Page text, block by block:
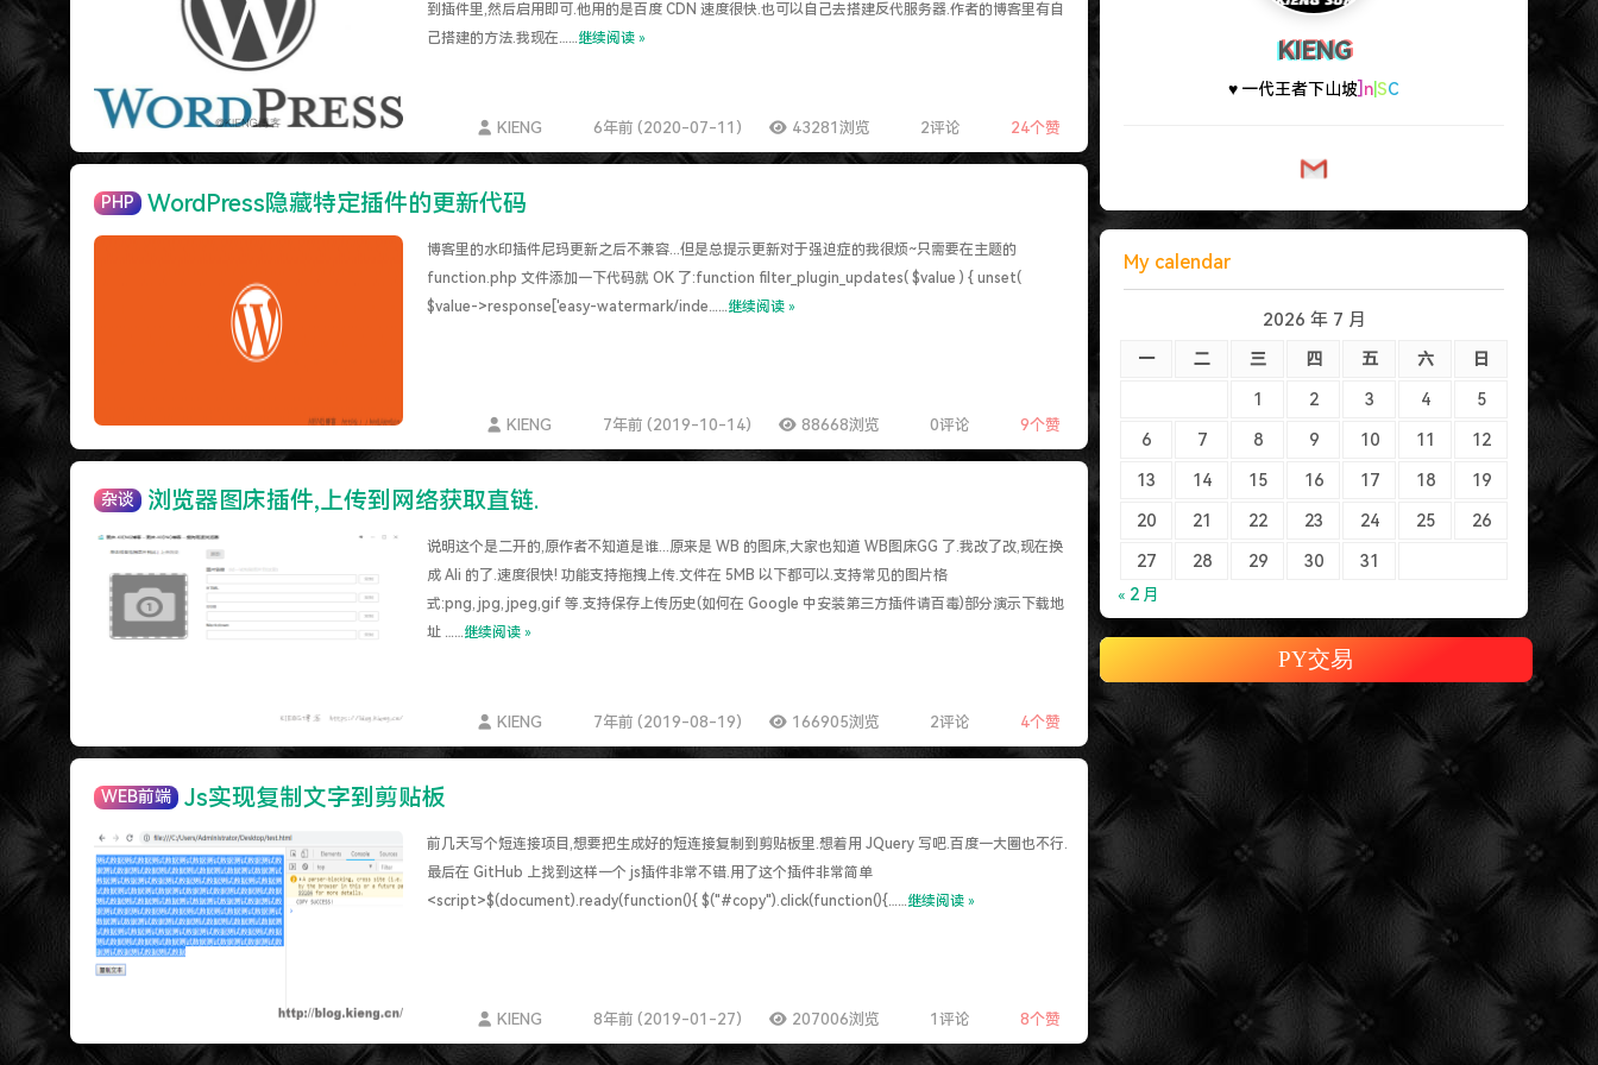
难啊难!要钱难!
更新到WordPress5.6啦
到插件里,然后启用即可.他用的是百度 CDN 速度很快.也可以自己去搭建反代服务器.作者的博客里有自
己搭建的方法.我现在……继续阅读 »
KIENG 6年前 (2020-07-11) 43281浏览 2评论 24个赞
PHP WordPress隐藏特定插件的更新代码
博客里的水印插件尼玛更新之后不兼容...但是总提示更新对于强迫症的我很烦~只需要在主题的
function.php 文件添加一下代码就 OK 了:function filter_plugin_updates( $value ) { unset(
$value->response['easy-watermark/inde……继续阅读 »
KIENG 7年前 (2019-10-14) 88668浏览 0评论 9个赞
杂谈 浏览器图床插件,上传到网络获取直链.
说明这个是二开的,原作者不知道是谁...原来是 WB 的图床,大家也知道 WB图床GG 了.我改了改,现在换
成 Ali 的了.速度很快! 功能支持拖拽上传.文件在 5MB 以下都可以.支持常见的图片格
式:png,jpg,jpeg,gif 等.支持保存上传历史(如何在 Google 中安装第三方插件请百毒)部分演示下载地
址 ……继续阅读 »
KIENG 7年前 (2019-08-19) 166905浏览 2评论 4个赞
WEB前端 Js实现复制文字到剪贴板
前几天写个短连接项目,想要把生成好的短连接复制到剪贴板里.想着用 JQuery 写吧.百度一大圈也不行.
最后在 GitHub 上找到这样一个 js插件非常不错.用了这个插件非常简单
<script>$(document).ready(function(){ $("#copy").click(function(){……继续阅读 »
KIENG 8年前 (2019-01-27) 207006浏览 1评论 8个赞
KIENG
♥ 一代王$C(v K
My calendar
2026 年 7 月
一 二 三 四 五 六 日
1 2 3 4 5
6 7 8 9 10 11 12
13 14 15 16 17 18 19
20 21 22 23 24 25 26
27 28 29 30
31
« 2 月
PY交易